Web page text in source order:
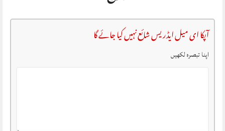
آپکا ای میل ایڈریس شائع نہیں کیا جائے گا
اپنا تبصرہ لکھیں